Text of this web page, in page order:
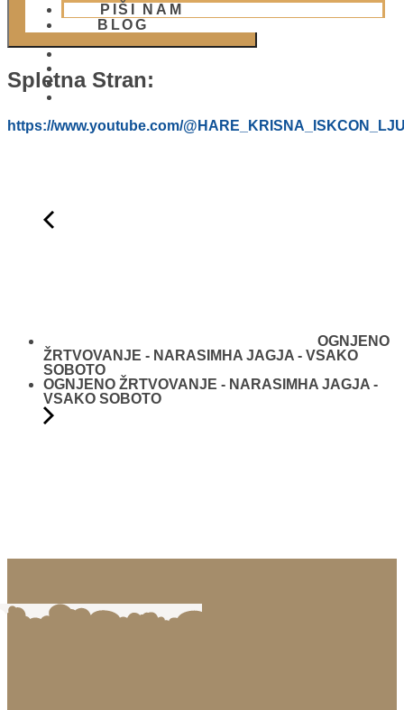
PIŠI NAM
BLOG
Spletna Stran:
https://www.youtube.com/
OGNJENO
ŽRTVOVANJE - NARASIMHA JAGJA - VSAKO
SOBOTO
OGNJENO ŽRTVOVANJE - NARASIMHA JAGJA -
VSAKO SOBOTO